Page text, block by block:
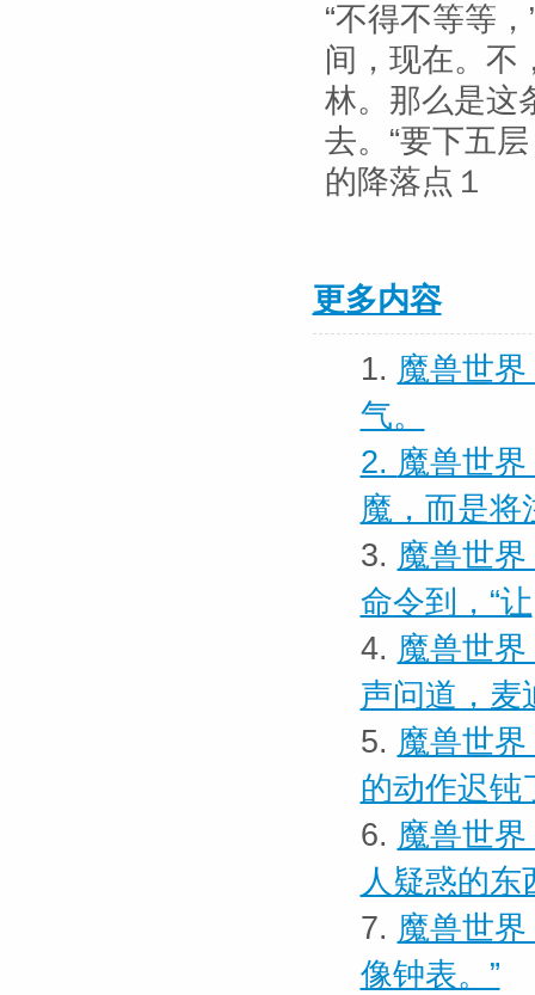
“不得不等等
间，现在。不
林。那么是这
去。“要下五
的降落点１
更多内容
1. 魔兽世界
气。
2. 魔兽世
魔，而是将
3. 魔兽世
命令到，“让
4. 魔兽世
声问道，麦
5. 魔兽世
的动作迟钝
6. 魔兽世
人疑惑的东
7. 魔兽世界
像钟表。”